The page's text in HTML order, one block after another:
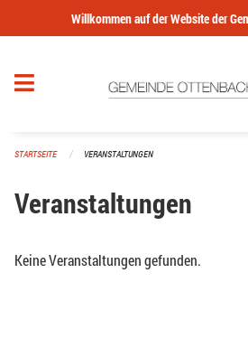
Navigation überspringen
Willkommen auf der Website der
STARTSEITE VERANSTALTUNGEN
Veranstaltungen
Keine Veranstaltungen gefunden.